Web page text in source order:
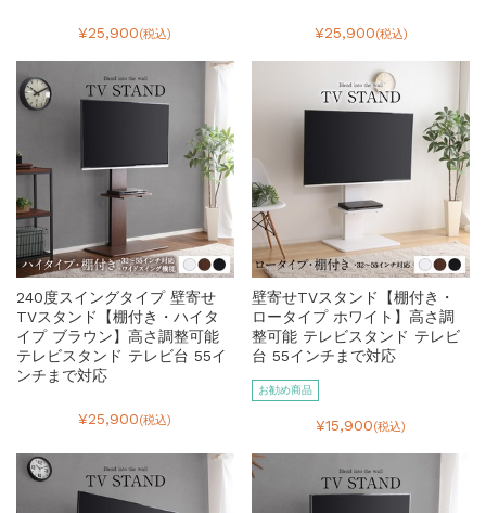
¥25,900(税込) ¥25,900(税込)
240度スイングタイプ 壁寄せ
TVスタンド【棚付き・ハイタ
イプ ブラウン】高さ調整可能
テレビスタンド テレビ台 55イ
ンチまで対応
¥25,900(税込)
壁寄せTVスタンド【棚付き・
ロータイプ ホワイト】高さ調
整可能 テレビスタンド テレビ
台 55インチまで対応
お勧め商品
¥15,900(税込)